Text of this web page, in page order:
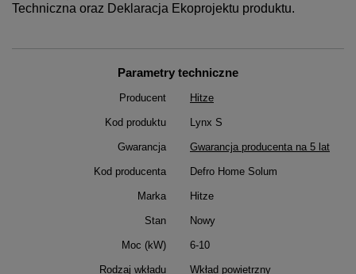
Techniczna oraz Deklaracja Ekoprojektu produktu.
Parametry techniczne
Producent Hitze
Kod produktu Lynx S
Gwarancja Gwarancja producenta na 5 lat
Kod producenta Defro Home Solum
Marka Hitze
Stan Nowy
Moc (kW) 6-10
Rodzaj wkładu Wkład powietrzny